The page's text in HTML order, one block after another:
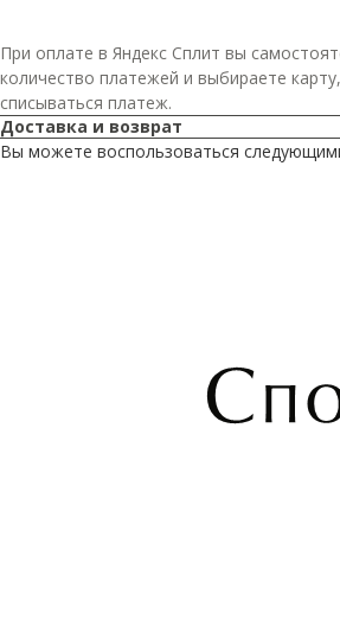
При оплате в Яндекс Сплит вы
количество платежей и выбираете
списываться платеж.
Доставка и возврат
Вы можете воспользоваться